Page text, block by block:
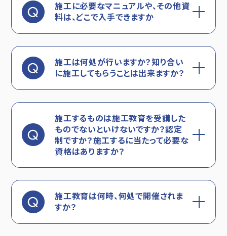
施工に必要なマニュアルや、その他資
料は、どこで入手できますか
施工は何処が行いますか？知り合い
に施工してもらうことは出来ますか？
施工するものは施工教育を受講した
ものでないといけないですか？認定
制ですか？施工するに当たって必要な
資格はありますか？
施工教育は何時、何処で開催されま
すか？